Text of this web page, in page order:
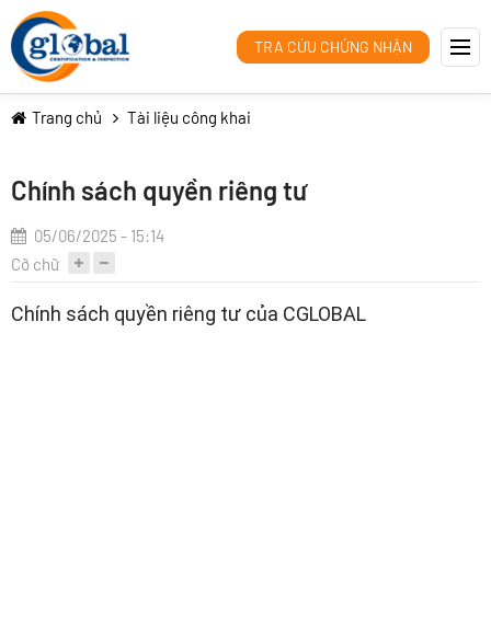
TRA CỨU CHỨNG NHẬN
Trang chủ Tài liệu công khai
Chính sách quyền riêng tư
05/06/2025 - 15:14
Cỡ chữ
Chính sách quyền riêng tư của CGLOBAL